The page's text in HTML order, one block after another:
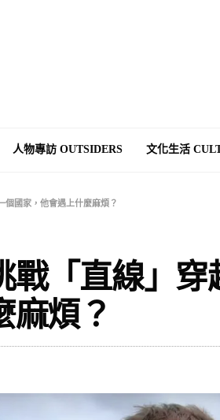
人物專訪 OUTSIDERS 文化生活
個國家，他會遇上什麼麻煩？
戰「直線」
麻煩？